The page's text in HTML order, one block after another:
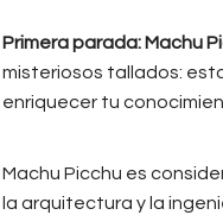
Primera parada: Machu
misteriosos tallados:
enriquecer tu
Machu Picchu es
la arquitectura y la